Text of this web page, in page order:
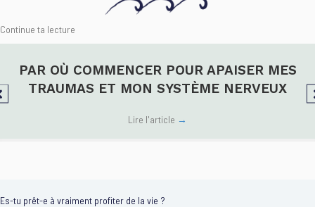
Continue ta lecture
PAR OÙ COMMENCER POUR APAISER MES
TRAUMAS ET MON SYSTÈME NERVEUX
Lire l'article →
Es-tu prêt-e à vraiment profiter de la vie ?